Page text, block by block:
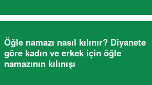
Öğle namazı nasıl kılınır? Diyanete
göre kadın ve erkek için öğle
namazının kılınışı